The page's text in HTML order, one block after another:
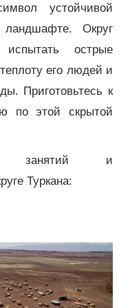
устойчивой
ландшафте. Округ
острые
его людей и
Приготовьтесь к
по этой скрытой
и
Туркана: